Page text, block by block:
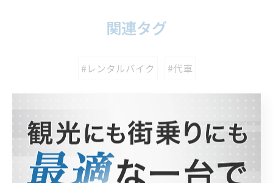
関連タグ
#レンタルバイク #代車
カテゴリー Categories
全てのカテゴリー